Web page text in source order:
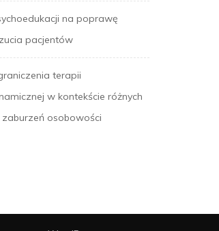
na poprawę
pacjentów
terapii
w kontekście różnych
osobowości